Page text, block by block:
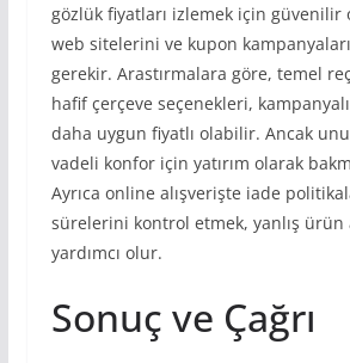
gözlük fiyatları izlemek için
web sitelerini ve kupon
gerekir. Arastırmalara göre, temel
hafif çerçeve seçenekleri,
daha uygun fiyatlı olabilir. Ancak
vadeli konfor için yatırım olarak
Ayrıca online alışverişte iade
sürelerini kontrol etmek, yanlış ürün
yardımcı olur.
Sonuç ve Çağrı